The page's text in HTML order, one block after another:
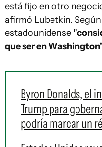
está fijo en otro
afirmó Lubetkin.
estadounidense
que ser en
Byron Donalds, el
Trump para
podría marcar un